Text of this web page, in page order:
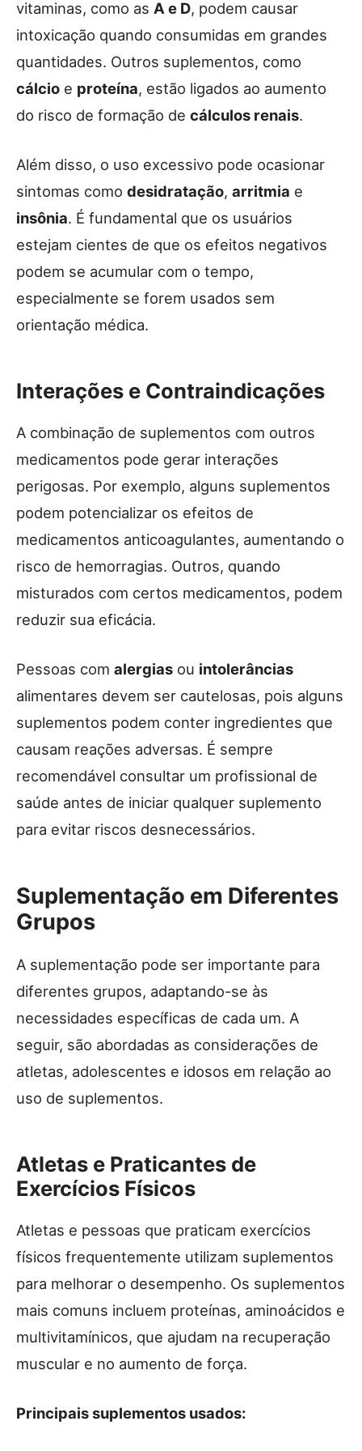
vitaminas, como as A e D, podem causar
intoxicação quando consumidas em grandes
quantidades. Outros suplementos, como
cálcio e proteína, estão ligados ao aumento
do risco de formação de cálculos renais.
Além disso, o uso excessivo pode ocasionar
sintomas como desidratação, arritmia e
insônia. É fundamental que os usuários
estejam cientes de que os efeitos negativos
podem se acumular com o tempo,
especialmente se forem usados sem
orientação médica.
Interações e Contraindicações
A combinação de suplementos com outros
medicamentos pode gerar interações
perigosas. Por exemplo, alguns suplementos
podem potencializar os efeitos de
medicamentos anticoagulantes, aumentando o
risco de hemorragias. Outros, quando
misturados com certos medicamentos, podem
reduzir sua eficácia.
Pessoas com alergias ou intolerâncias
alimentares devem ser cautelosas, pois alguns
suplementos podem conter ingredientes que
causam reações adversas. É sempre
recomendável consultar um profissional de
saúde antes de iniciar qualquer suplemento
para evitar riscos desnecessários.
Suplementação em Diferentes
Grupos
A suplementação pode ser importante para
diferentes grupos, adaptando-se às
necessidades específicas de cada um. A
seguir, são abordadas as considerações de
atletas, adolescentes e idosos em relação ao
uso de suplementos.
Atletas e Praticantes de
Exercícios Físicos
Atletas e pessoas que praticam exercícios
físicos frequentemente utilizam suplementos
para melhorar o desempenho. Os suplementos
mais comuns incluem proteínas, aminoácidos e
multivitamínicos, que ajudam na recuperação
muscular e no aumento de força.
Principais suplementos usados: